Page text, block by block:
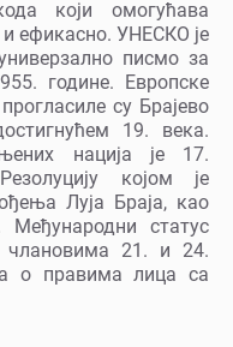
који омогућава
ефикасно. УНЕСКО је
писмо за
године. Европске
су Брајево
19. века.
нација је 17.
којом је
Луја Браја, као
Међународни статус
члановима 21. и 24.
о правима лица са